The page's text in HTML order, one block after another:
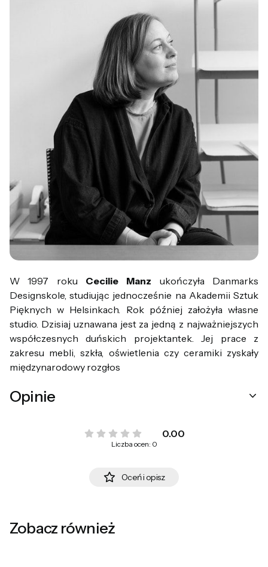
W 1997 roku Cecilie Manz ukończyła Danmarks
Designskole, studiując jednocześnie na Akademii Sztuk
Pięknych w Helsinkach. Rok później założyła własne
studio. Dzisiaj uznawana jest za jedną z najważniejszych
współczesnych duńskich projektantek. Jej prace z
zakresu mebli, szkła, oświetlenia czy ceramiki zyskały
międzynarodowy rozgłos
Opinie
0.00
Liczba ocen: 0
Oceń i opisz
Zobacz również